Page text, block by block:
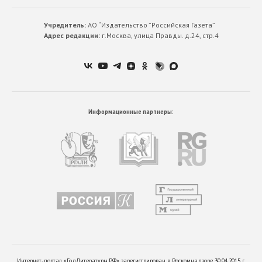
Учредитель:АО “Издательство ”Российская Газета”
Адрес редакции:г.Москва, улица Правды. д.24, стр.4
Информационные партнеры:
Интернет-портал «ГодЛитературы.РФ» зарегистрирован в Роскомнадзоре 30.04.2015 г.